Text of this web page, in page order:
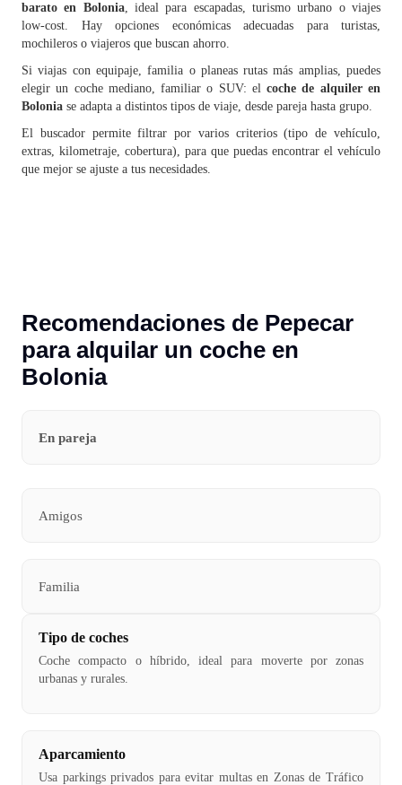
barato en Bolonia, ideal para escapadas, turismo urbano o viajes
low‑cost. Hay opciones económicas adecuadas para turistas,
mochileros o viajeros que buscan ahorro.
Si viajas con equipaje, familia o planeas rutas más amplias, puedes
elegir un coche mediano, familiar o SUV: elcoche de alquiler en
Bolonia se adapta a distintos tipos de viaje, desde pareja hasta grupo.
El buscador permite filtrar por varios criterios (tipo de vehículo,
extras, kilometraje, cobertura), para que puedas encontrar el vehículo
que mejor se ajuste a tus necesidades.
Recomendaciones de Pepecar
para alquilar un coche en
Bolonia
En pareja
Amigos
Familia
Tipo de coches
Coche compacto o híbrido, ideal para moverte por zonas
urbanas y rurales.
Aparcamiento
Usa parkings privados para evitar multas en Zonas de Tráfico